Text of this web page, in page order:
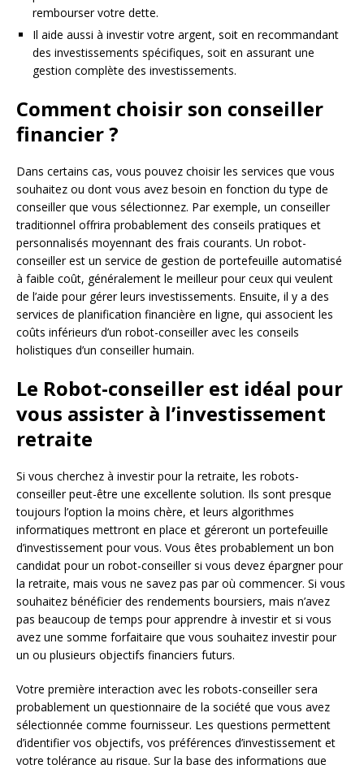
rembourser votre dette.
Il aide aussi à investir votre argent, soit en recommandant
des investissements spécifiques, soit en assurant une
gestion complète des investissements.
Comment choisir son conseiller
financier ?
Dans certains cas, vous pouvez choisir les services que vous
souhaitez ou dont vous avez besoin en fonction du type de
conseiller que vous sélectionnez. Par exemple, un conseiller
traditionnel offrira probablement des conseils pratiques et
personnalisés moyennant des frais courants. Un robot-
conseiller est un service de gestion de portefeuille automatisé
à faible coût, généralement le meilleur pour ceux qui veulent
de l’aide pour gérer leurs investissements. Ensuite, il y a des
services de planification financière en ligne, qui associent les
coûts inférieurs d’un robot-conseiller avec les conseils
holistiques d’un conseiller humain.
Le Robot-conseiller est idéal pour
vous assister à l’investissement
retraite
Si vous cherchez à investir pour la retraite, les robots-
conseiller peut-être une excellente solution. Ils sont presque
toujours l’option la moins chère, et leurs algorithmes
informatiques mettront en place et géreront un portefeuille
d’investissement pour vous. Vous êtes probablement un bon
candidat pour un robot-conseiller si vous devez épargner pour
la retraite, mais vous ne savez pas par où commencer. Si vous
souhaitez bénéficier des rendements boursiers, mais n’avez
pas beaucoup de temps pour apprendre à investir et si vous
avez une somme forfaitaire que vous souhaitez investir pour
un ou plusieurs objectifs financiers futurs.
Votre première interaction avec les robots-conseiller sera
probablement un questionnaire de la société que vous avez
sélectionnée comme fournisseur. Les questions permettent
d’identifier vos objectifs, vos préférences d’investissement et
votre tolérance au risque. Sur la base des informations que